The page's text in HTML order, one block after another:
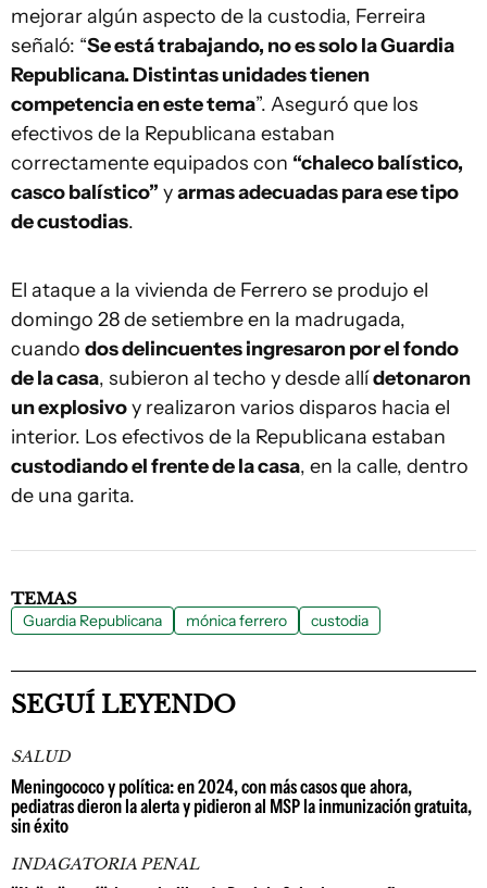
mejorar algún aspecto de la custodia, Ferreira
señaló: “Se está trabajando, no es solo la Guardia
Republicana. Distintas unidades tienen
competencia en este tema”. Aseguró que los
efectivos de la Republicana estaban
correctamente equipados con “chaleco balístico,
casco balístico” yarmas adecuadas para ese tipo
de custodias.
El ataque a la vivienda de Ferrero se produjo el
domingo 28 de setiembre en la madrugada,
cuando dos delincuentes ingresaron por el fondo
de la casa, subieron al techo y desde allídetonaron
un explosivoy realizaron varios disparos hacia el
interior. Los efectivos de la Republicana estaban
custodiando el frente de la casa, en la calle, dentro
de una garita.
TEMAS
Guardia Republicana mónica ferrero custodia
SEGUÍ LEYENDO
SALUD
Meningococo y política: en 2024, con más casos que ahora,
pediatras dieron la alerta y pidieron al MSP la inmunización gratuita,
sin éxito
INDAGATORIA PENAL